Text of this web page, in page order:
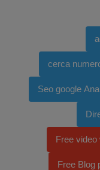
cerca
Seo google
Free
Free Blog